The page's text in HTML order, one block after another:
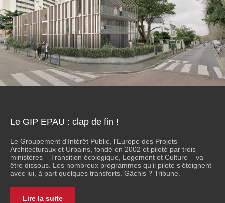
Le GIP EPAU : clap de fin !
Le Groupement d'Intérêt Public, l'Europe des Projets
Architecturaux et Urbains, fondé en 2002 et piloté par trois
ministères – Transition écologique, Logement et Culture – va
être dissous. Les nombreux programmes qu’il pilote s’éteignent
avec lui, à part quelques transferts. Gâchis ? Tribune.
Lire la suite